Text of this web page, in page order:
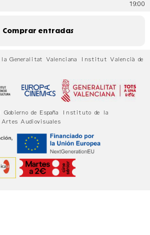
19:00
Comprar entradas
Generalitat Valenciana Institut Valencià de
de España Instituto de la
Audiovisuales